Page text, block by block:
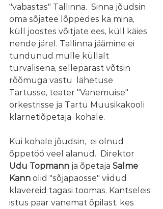
"vabastas" Tallinna.  Sinna jõudsin
oma sõjatee lõppedes ka mina,
küll joostes võitjate ees, küll käies
nende järel. Tallinna jäämine ei
tundunud mulle küllalt
turvalisena, sellepärast võtsin
rõõmuga vastu  lähetuse
Tartusse, teater "Vanemuise"
orkestrisse ja Tartu Muusikakooli
klarnetiõpetaja  kohale.
Kui kohale jõudsin,  ei olnud
õppetöö veel alanud.  Direktor
Udu Topmann ja õpetaja Salme
Kann olid "sõjapaosse" viidud
klavereid tagasi toomas. Kantseleis
istus paar vanemat õpilast, kes